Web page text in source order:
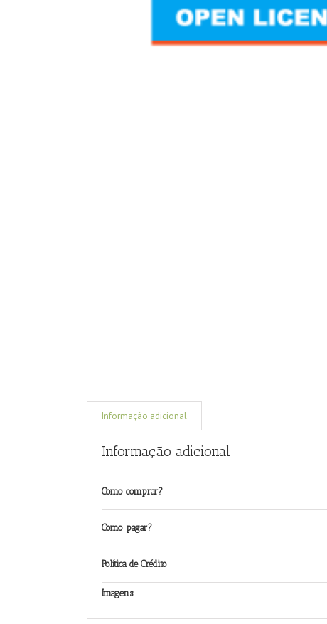
Informação adicional
Informação adicional
Como comprar?
Como pagar?
Política de Crédito
Imagens